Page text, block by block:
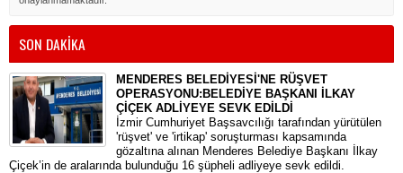
SON DAKİKA
MENDERES BELEDİYESİ'NE RÜŞVET
OPERASYONU:BELEDİYE BAŞKANI İLKAY
ÇİÇEK ADLİYEYE SEVK EDİLDİ
​İzmir Cumhuriyet Başsavcılığı tarafından yürütülen
'rüşvet' ve 'irtikap' soruşturması kapsamında
gözaltına alınan Menderes Belediye Başkanı İlkay
Çiçek’in de aralarında bulunduğu 16 şüpheli adliyeye sevk edildi.